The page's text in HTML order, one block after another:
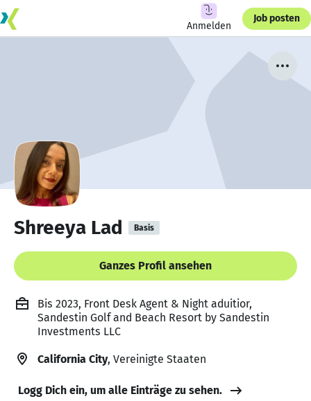
Anmelden
Job posten
Shreeya Lad Basis
Ganzes Profil ansehen
Bis 2023, Front Desk Agent & Night aduitior,
Sandestin Golf and Beach Resort by Sandestin
Investments LLC
California City, Vereinigte Staaten
Logg Dich ein, um alle Einträge zu sehen.